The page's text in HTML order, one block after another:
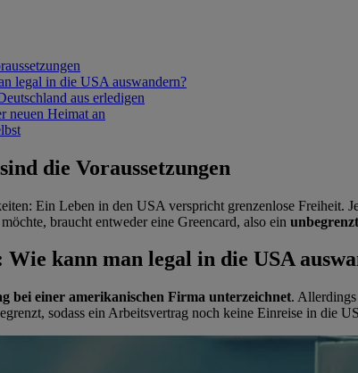
legal in die USA auswandern?
aus erledigen
neuen Heimat an
die Voraussetzungen
Ein Leben in den USA verspricht grenzenlose Freiheit.
braucht entweder eine Greencard, also ein
kann man legal in die USA
bei einer amerikanischen Firma unterzeichnet.
sodass ein Arbeitsvertrag noch keine Einreise in die